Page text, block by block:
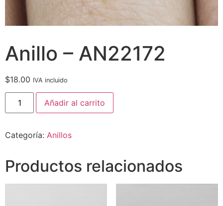
Anillo – AN22172
$18.00 IVA incluido
Añadir al carrito
Categoría: Anillos
Productos relacionados